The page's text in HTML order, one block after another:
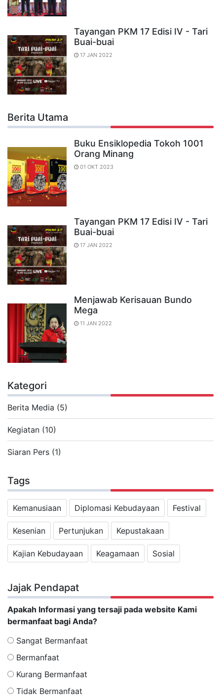
Tayangan PKM 17 Edisi IV - Tari
Buai-buai
17 JAN 2022
Berita Utama
Buku Ensiklopedia Tokoh 1001
Orang Minang
01 OKT 2023
Tayangan PKM 17 Edisi IV - Tari
Buai-buai
17 JAN 2022
Menjawab Kerisauan Bundo
Mega
11 JAN 2022
Kategori
Berita Media (5)
Kegiatan (10)
Siaran Pers (1)
Tags
Kemanusiaan Diplomasi Kebudayaan Festival
Kesenian Pertunjukan Kepustakaan
Kajian Kebudayaan Keagamaan Sosial
Jajak Pendapat
Apakah Informasi yang tersaji pada website Kami
bermanfaat bagi Anda?
Sangat Bermanfaat
Bermanfaat
Kurang Bermanfaat
Tidak Bermanfaat